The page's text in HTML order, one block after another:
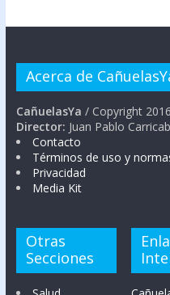
Acerca de
CañuelasYa / Copyright
Director: Juan Pablo
Contacto
Términos de uso y
Privacidad
Media Kit
Otras
Secciones